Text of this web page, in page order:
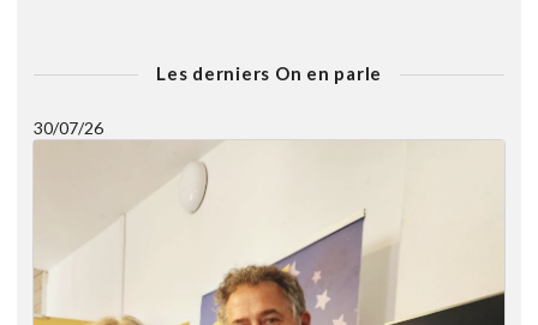
Les derniers On en parle
30/07/26